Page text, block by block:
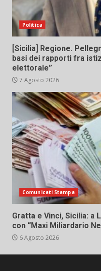
Politica
[Sicilia] Regione.
basi dei rapporti fra
elettorale”
7 Agosto 2026
Comunicati Stampa
Gratta e Vinci, Sicilia: a
con “Maxi Miliardario
6 Agosto 2026